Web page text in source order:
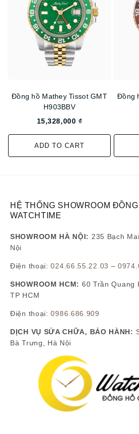
Đồng hồ Mathey Tissot GMT
H903BBV
15,328,000 ₫
ADD TO CART
Đồng
HỆ THỐNG SHOWROOM
WATCHTIME
SHOWROOM HÀ NỘI: 235 Bạch
Nội
Điện thoại:024.66.55.22.03 –
SHOWROOM HCM: 60 Trần Quang
TP HCM
Điện thoại:0986.686.909
DỊCH VỤ SỬA CHỮA, BẢO HÀNH:
Bà Trưng, Hà Nội